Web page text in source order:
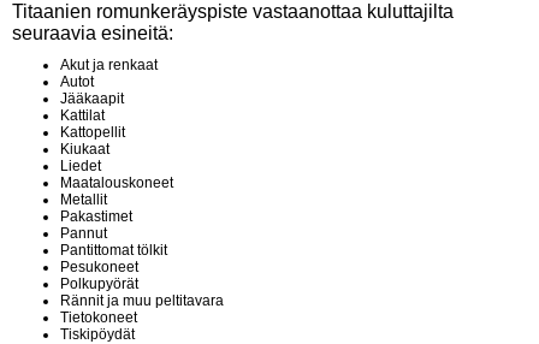
Titaanien romunkeräyspiste vastaanottaa kuluttajilta
seuraavia esineitä:
Akut ja renkaat
Autot
Jääkaapit
Kattilat
Kattopellit
Kiukaat
Liedet
Maatalouskoneet
Metallit
Pakastimet
Pannut
Pantittomat tölkit
Pesukoneet
Polkupyörät
Rännit ja muu peltitavara
Tietokoneet
Tiskipöydät